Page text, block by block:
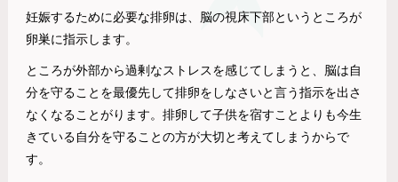
妊娠するために必要な排卵は、脳の視床下部というところが
卵巣に指示します。
ところが外部から過剰なストレスを感じてしまうと、脳は自
分を守ることを最優先して排卵をしなさいと言う指示を出さ
なくなることがります。排卵して子供を宿すことよりも今生
きている自分を守ることの方が大切と考えてしまうからで
す。